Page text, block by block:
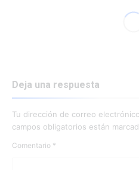
Deja una respuesta
Tu dirección de correo
campos obligatorios están
Comentario *